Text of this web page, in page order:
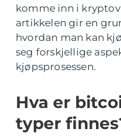
komme inn i
artikkelen gir en
hvordan man kan
seg forskjellige
kjøpsprosessen.
Hva er
typer